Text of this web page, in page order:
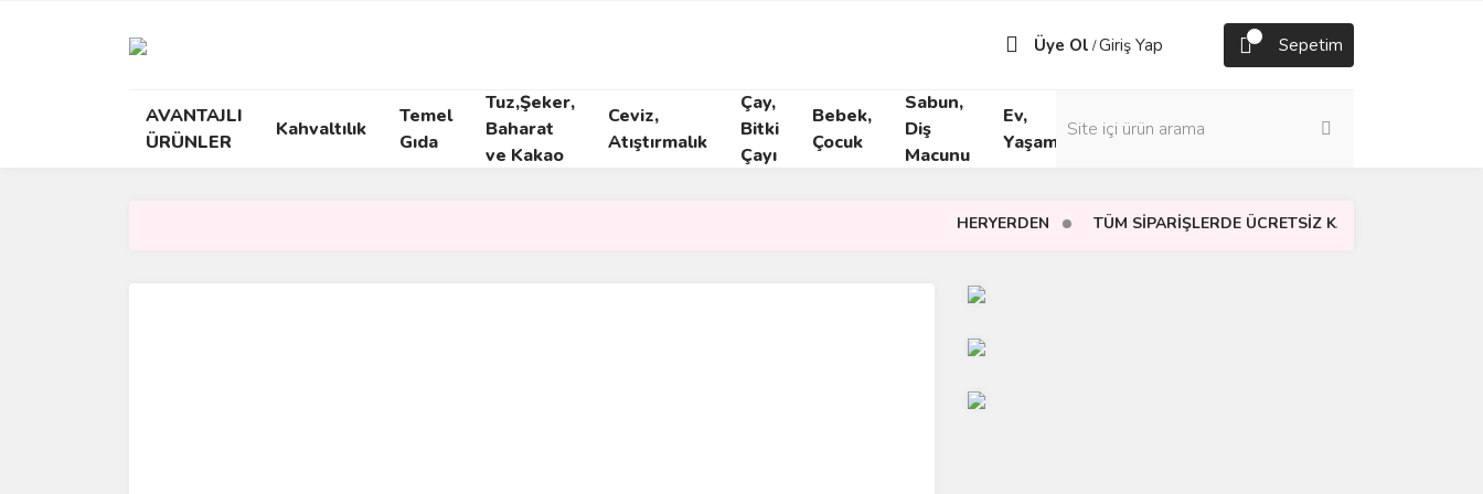
Üye Ol /Giriş Yap Sepetim
AVANTAJLI
ÜRÜNLER
Kahvaltılık
Temel
Gıda
Tuz,Şeker,
Baharat
ve Kakao
Ceviz,
Atıştırmalık
Çay,
Bitki
Çayı
Bebek,
Çocuk
Sabun,
Diş
Macunu
Ev,
Yaşam
HERYERDEN TÜM SİPARİŞLERDE ÜCRETSİZ KARGO